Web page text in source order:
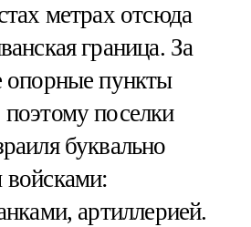
метрах отсюда
граница. За
опорные пункты
поселки
буквально
войсками:
артиллерией.